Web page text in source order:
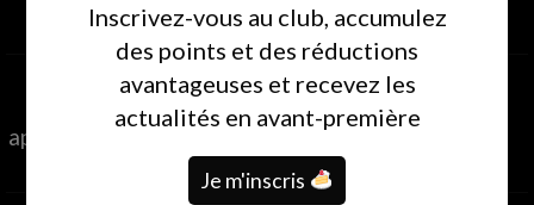
Paiement sécurisé à
destination
approuvé par les sociétés
de cartes de crédit
Club de fidélité
EXCLUSIVE
offres exclusives et
avantageuses
Inscrivez-vous au club, accumulez
des points et des réductions
avantageuses et recevez les
actualités en avant-première
Je m'inscris